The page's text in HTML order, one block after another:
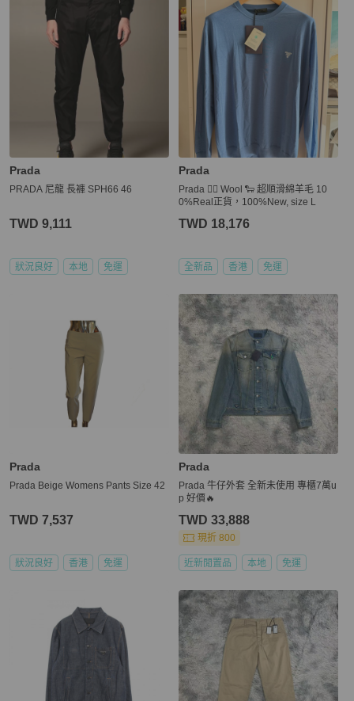
Prada
PRADA 尼龍 長褲 SPH66 46
TWD 9,111
狀況良好 本地 免運
Prada
Prada 👍🏻 Wool 🐑 超順滑綿羊毛 10
0%Real正貨，100%New, size L
TWD 18,176
全新品 香港 免運
Prada
Prada Beige Womens Pants Size 42
TWD 7,537
狀況良好 香港 免運
Prada
Prada 牛仔外套 全新未使用 專櫃7萬u
p 好價🔥
TWD 33,888
現折 800
近新閒置品 本地 免運